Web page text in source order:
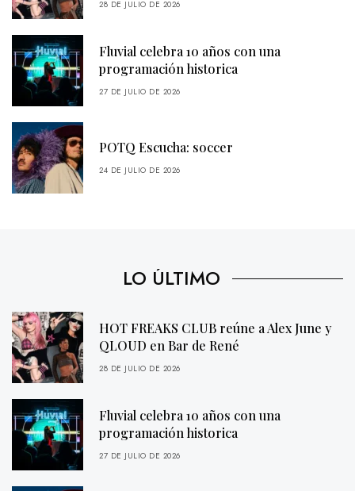
28 DE JULIO DE 2026
Fluvial celebra 10 años con una
programación historica
27 DE JULIO DE 2026
POTQ Escucha: soccer
24 DE JULIO DE 2026
LO ÚLTIMO
HOT FREAKS CLUB reúne a Alex June y
QLOUD en Bar de René
28 DE JULIO DE 2026
Fluvial celebra 10 años con una
programación historica
27 DE JULIO DE 2026